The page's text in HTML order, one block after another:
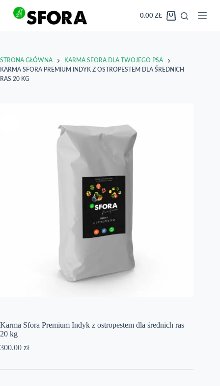
Koszyk
0.00 ZŁ
STRONA GŁÓWNA
KARMA SFORA DLA TWOJEGO PSA
KARMA SFORA PREMIUM INDYK Z OSTROPESTEM DLA ŚREDNICH
RAS 20 KG
Karma Sfora Premium Indyk z ostropestem dla średnich ras
20 kg
300.00 zł